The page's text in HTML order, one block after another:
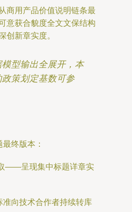
商用产品价值说明链条最
意获合貌度全文文保结构
创新章实度。
型输出全展开，本
策划定基数可参
终版本：
——呈现集中标题详章实
准向技术合作者持续转库